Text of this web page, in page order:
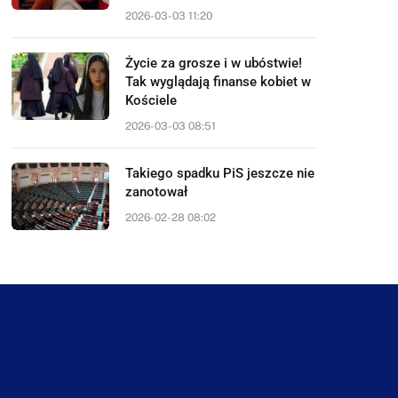
2026-03-03 11:20
Życie za grosze i w ubóstwie!
Tak wyglądają finanse kobiet w
Kościele
2026-03-03 08:51
Takiego spadku PiS jeszcze nie
zanotował
2026-02-28 08:02